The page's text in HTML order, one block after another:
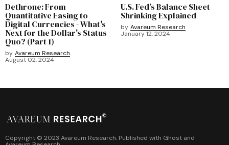
Dethrone: From
Quantitative Easing to
Digital Currencies - What's
Next for the Dollar's Status
Quo? (Part 1)
by Avareum Research
August 02, 2024
U.S. Fed’s Balance Sheet
Shrinking Explained
by Avareum Research
January 12, 2024
Copyright © 2023 Avareum Research. Published with Ghost and